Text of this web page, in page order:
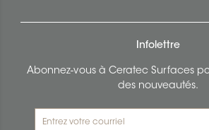
Infolettre
Abonnez-vous à Ceratec Surfaces
des nouveautés.